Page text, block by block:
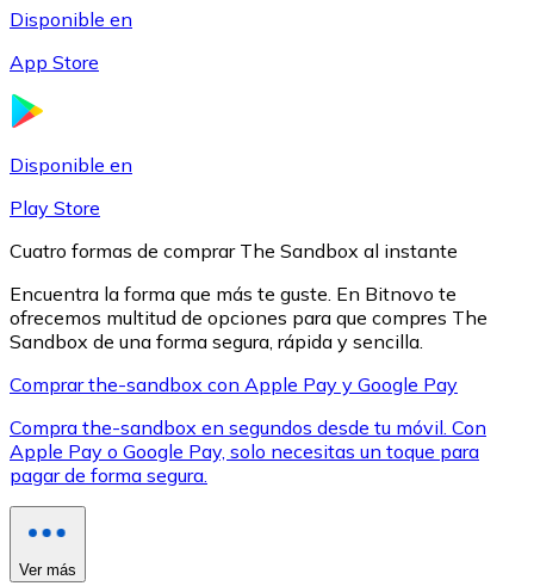
XRP
XRP
Ver todo
Disponible en
App Store
Disponible en
Play Store
Cuatro formas de comprar The Sandbox al instante
Encuentra la forma que más te guste. En Bitnovo te
ofrecemos multitud de opciones para que compres The
Sandbox de una forma segura, rápida y sencilla.
Comprar the-sandbox con Apple Pay y Google Pay
Compra the-sandbox en segundos desde tu móvil. Con
Apple Pay o Google Pay, solo necesitas un toque para
pagar de forma segura.
Ver más